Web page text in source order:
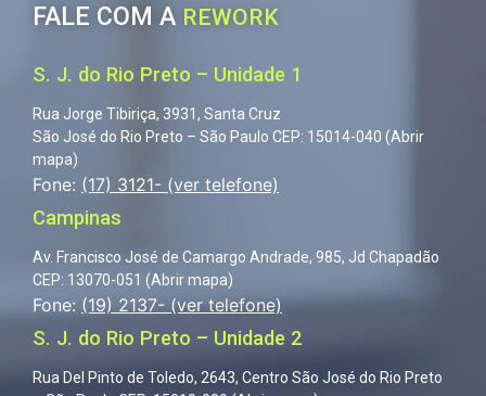
FALE COM A REWORK
S. J. do Rio Preto – Unidade 1
Rua Jorge Tibiriça, 3931, Santa Cruz
São José do Rio Preto – São Paulo CEP: 15014-040 (Abrir
mapa)
Fone: (17) 3121- (ver telefone)
Campinas
Av. Francisco José de Camargo Andrade, 985, Jd Chapadão
CEP: 13070-051 (Abrir mapa)
Fone: (19) 2137- (ver telefone)
S. J. do Rio Preto – Unidade 2
Rua Del Pinto de Toledo, 2643, Centro São José do Rio Preto